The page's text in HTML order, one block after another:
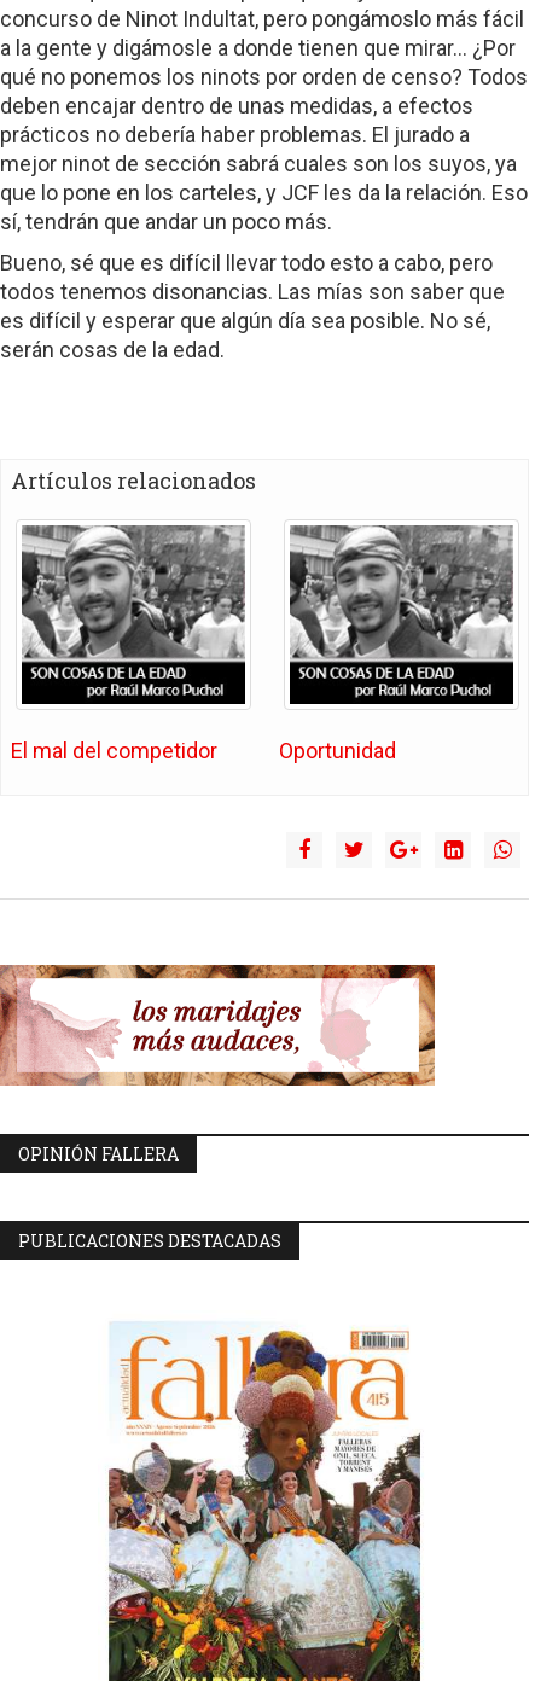
concurso de Ninot Indultat, pero pongámoslo más fácil
a la gente y digámosle a donde tienen que mirar… ¿Por
qué no ponemos los ninots por orden de censo? Todos
deben encajar dentro de unas medidas, a efectos
prácticos no debería haber problemas. El jurado a
mejor ninot de sección sabrá cuales son los suyos, ya
que lo pone en los carteles, y JCF les da la relación. Eso
sí, tendrán que andar un poco más.
Bueno, sé que es difícil llevar todo esto a cabo, pero
todos tenemos disonancias. Las mías son saber que
es difícil y esperar que algún día sea posible. No sé,
serán cosas de la edad.
Artículos relacionados
El mal del competidor Oportunidad
OPINIÓN FALLERA
PUBLICACIONES DESTACADAS